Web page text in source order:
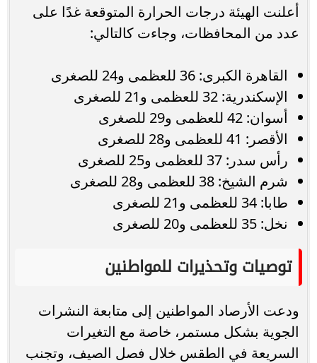
أعلنت الهيئة درجات الحرارة المتوقعة غدًا على
عدد من المحافظات، وجاءت كالتالي:
القاهرة الكبرى: 36 للعظمى و24 للصغرى
الإسكندرية: 32 للعظمى و21 للصغرى
أسوان: 42 للعظمى و29 للصغرى
الأقصر: 41 للعظمى و28 للصغرى
رأس سدر: 37 للعظمى و25 للصغرى
شرم الشيخ: 38 للعظمى و28 للصغرى
طابا: 34 للعظمى و21 للصغرى
نخل: 35 للعظمى و20 للصغرى
توصيات وتحذيرات للمواطنين
ودعت الأرصاد المواطنين إلى متابعة النشرات
الجوية بشكل مستمر، خاصة مع التغيرات
السريعة في الطقس خلال فصل الصيف، وتجنب